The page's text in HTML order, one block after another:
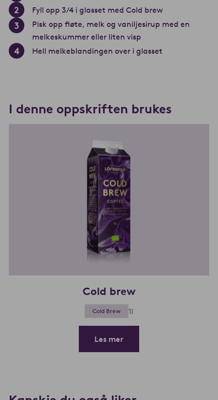
Fyll opp 3/4 i glasset med Cold brew
Pisk opp fløte, melk og vaniljesirup med en
melkeskummer eller liten visp
Hell melkeblandingen over i glasset
I denne oppskriften brukes
Cold brew
Cold Brew 1l
Les mer